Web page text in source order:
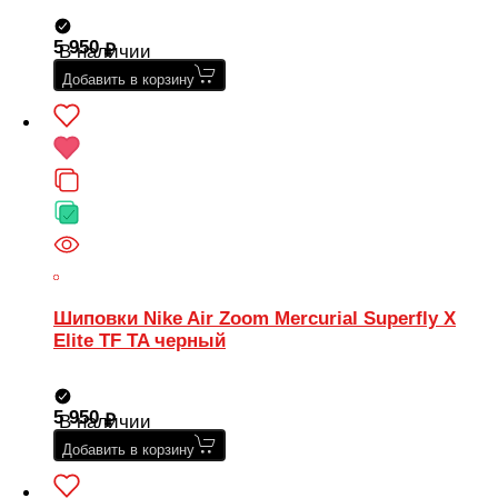
В наличии
5 950
Добавить в корзину
Шиповки Nike Air Zoom Mercurial Superfly X
Elite TF TA черный
В наличии
5 950
Добавить в корзину